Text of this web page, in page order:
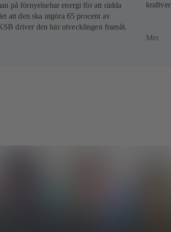
på förnyelsebar energi för att rädda
att den ska utgöra 65 procent av
driver den här utvecklingen framåt.
Mer